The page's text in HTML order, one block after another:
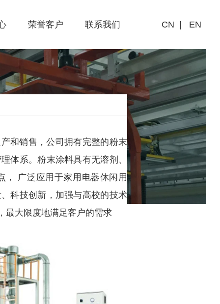
荣誉客户 联系我们
联系方式
全球客户分布
CN EN
和销售，公司拥有完整的粉末
体系。粉末涂料具有无溶剂、
， 广泛应用于家用电器休闲用
科技创新，加强与高校的技术
最大限度地满足客户的需求